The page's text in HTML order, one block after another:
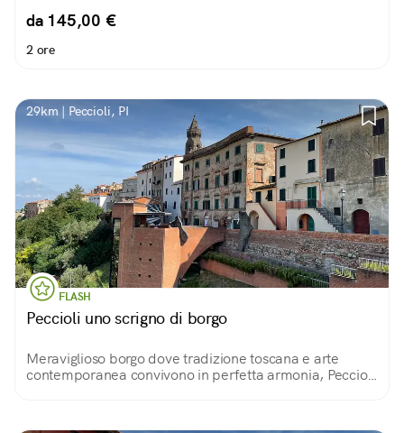
da 145,00 €
2 ore
29km | Peccioli, PI
FLASH
Peccioli uno scrigno di borgo
Meraviglioso borgo dove tradizione toscana e arte
contemporanea convivono in perfetta armonia, Peccioli